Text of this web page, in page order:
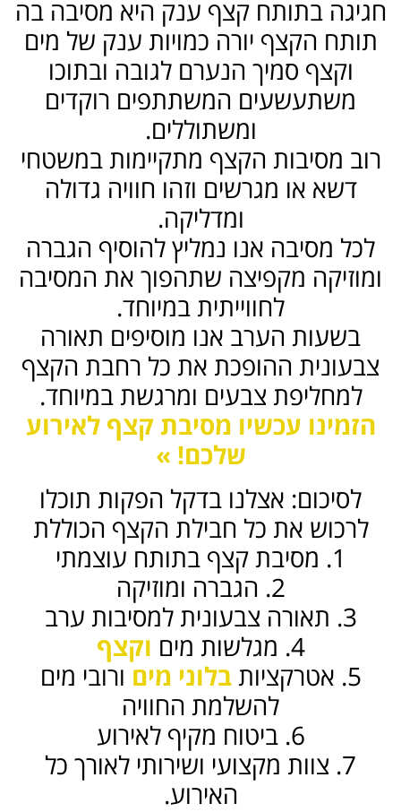
חגיגה בתותח קצף ענק היא מסיבה בה
תותח הקצף יורה כמויות ענק של מים
וקצף סמיך הנערם לגובה ובתוכו
משתעשעים המשתתפים רוקדים
ומשתוללים.
רוב מסיבות הקצף מתקיימות במשטחי
דשא או מגרשים וזהו חוויה גדולה
ומדליקה.
לכל מסיבה אנו נמליץ להוסיף הגברה
ומוזיקה מקפיצה שתהפוך את המסיבה
לחווייתית במיוחד.
בשעות הערב אנו מוסיפים תאורה
צבעונית ההופכת את כל רחבת הקצף
למחליפת צבעים ומרגשת במיוחד.
הזמינו עכשיו מסיבת קצף לאירוע
שלכם! »
לסיכום: אצלנו בדקל הפקות תוכלו
לרכוש את כל חבילת הקצף הכוללת
1. מסיבת קצף בתותח עוצמתי
2. הגברה ומוזיקה
3. תאורה צבעונית למסיבות ערב
4. מגלשות מים
וקצף
5. אטרקציות
בלוני מים ורובי מים
להשלמת החוויה
6. ביטוח מקיף לאירוע
7. צוות מקצועי ושירותי לאורך כל
האירוע.